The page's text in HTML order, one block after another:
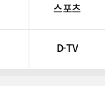
스포츠
D-TV